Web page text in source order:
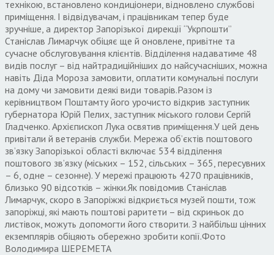
технікою, встановлено кондиціонери, відновлено службові
приміщення. І відвідувачам, і працівникам тепер буде
зручніше, а директор Запорізької дирекції “Укрпошти”
Станіслав Лимарчук обіцяє ще й оновлене, привітне та
сучасне обслуговування клієнтів. Відділення надаватиме 48
видів послуг – від найтрадиційніших до найсучасніших, можна
навіть Діда Мороза замовити, оплатити комунальні послуги
на дому чи замовити деякі види товарів.Разом із
керівництвом Поштамту його урочисто відкрив заступник
губернатора Юрій Пелих, заступник міського голови Сергій
Гладченко. Архієпископ Лука освятив приміщення.У цей день
привітали й ветеранів служби. Мережа об’єктів поштового
зв’язку Запорізької області включає 534 відділення
поштового зв’язку (міських – 152, сільських – 365, пересувних
– 6, одне – сезонне). У мережі працюють 4270 працівників,
близько 90 відсотків – жінки.Як повідомив Станіслав
Лимарчук, скоро в Запоріжжі відкриється музей пошти, тож
запоріжці, які мають поштові раритети – від скриньок до
листівок, можуть допомогти його створити. З найбільш цінних
екземплярів обіцяють обережно зробити копії.Фото
Володимира ШЕРЕМЕТА